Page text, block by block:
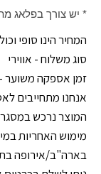
* יש צורך בפלאג
המחיר הינו סופי
סוג משלוח - אווירי
זמן אספקה משוער - 14 ימי עסקים
אנחנו מתחייבים
המוצר נרכש
מימוש האחריות
בארה"ב/אירופה